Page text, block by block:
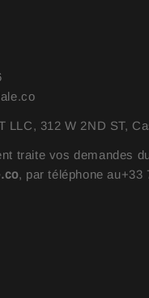
LLC, 312 W 2ND ST,
traite vos demandes
, par téléphone au+33